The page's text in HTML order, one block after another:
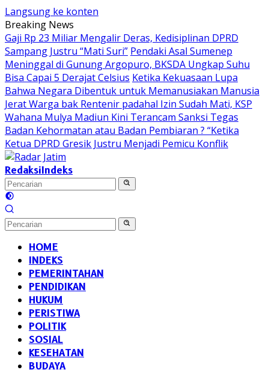
Langsung ke konten
Breaking News
Gaji Rp 23 Miliar Mengalir Deras, Kedisiplinan DPRD
Sampang Justru “Mati Suri” Pendaki Asal Sumenep
Meninggal di Gunung Argopuro, BKSDA Ungkap Suhu
Bisa Capai 5 Derajat Celsius Ketika Kekuasaan Lupa
Bahwa Negara Dibentuk untuk Memanusiakan Manusia
Jerat Warga bak Rentenir padahal Izin Sudah Mati, KSP
Wahana Mulya Madiun Kini Terancam Sanksi Tegas
Badan Kehormatan atau Badan Pembiaran ? “Ketika
Ketua DPRD Gresik Justru Menjadi Pemicu Konflik
RedaksiIndeks
HOME
INDEKS
PEMERINTAHAN
PENDIDIKAN
HUKUM
PERISTIWA
POLITIK
SOSIAL
KESEHATAN
BUDAYA